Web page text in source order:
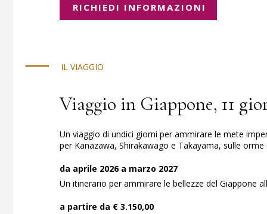
RICHIEDI INFORMAZIONI
IL VIAGGIO
Viaggio in Giappone, 11
Un viaggio di undici giorni per ammirare le mete
per Kanazawa, Shirakawago e Takayama, sulle orme
da aprile 2026 a marzo 2027
Un itinerario per ammirare le bellezze del Giappone
a partire da € 3.150,00